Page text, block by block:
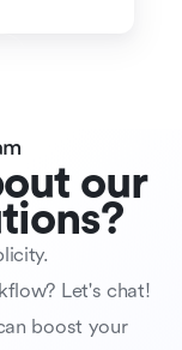
our
Let's chat!
boost your